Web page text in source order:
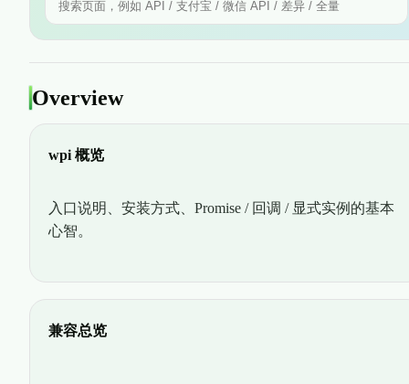
Overview
wpi 概览
入口说明、安装方式、Promise / 回调 / 显式实例的基本
心智。
兼容总览